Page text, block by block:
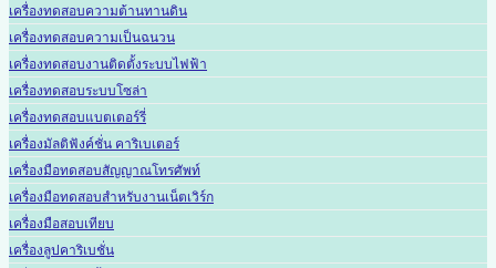
เครื่องทดสอบความต้านทานดิน
เครื่องทดสอบความเป็นฉนวน
เครื่องทดสอบงานติดตั้งระบบไฟฟ้า
เครื่องทดสอบระบบโซล่า
เครื่องทดสอบแบตเตอร์รี่
เครื่องมัลติฟังค์ชั่น คาริเบเตอร์
เครื่องมือทดสอบสัญญาณโทรศัพท์
เครื่องมือทดสอบสำหรับงานเน็ตเวิร์ก
เครื่องมือสอบเทียบ
เครื่องลูปคาริเบชั่น